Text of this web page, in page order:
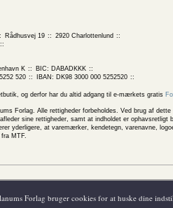
Forlag bruger cookies for at huske dine
Rådhusvej 19
2920 Charlottenlund
K
BIC: DABADKKK
520 IBAN: DK98 3000 000 5252520
og derfor har du altid adgang til e-mærkets gratis
Forlag. Alle rettigheder forbeholdes. Ved brug af
sine rettigheder, samt at indholdet er
yderligere, at varemærker, kendetegn, varenavne,
MTF.